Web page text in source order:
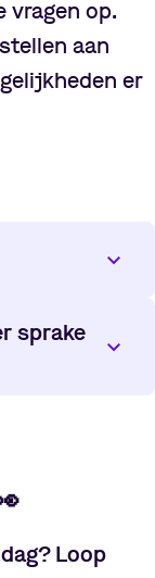
vragen op.
aan
er
sprake
Loop